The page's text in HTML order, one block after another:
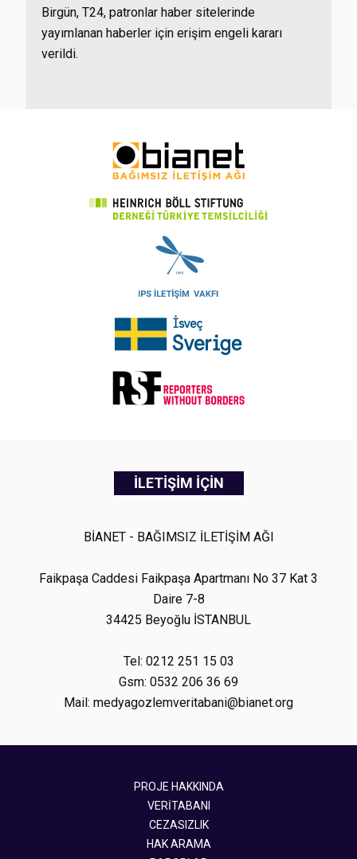
Birgün, T24, patronlar haber sitelerinde
yayımlanan haberler için erişim engeli kararı
verildi.
İLETİŞİM İÇİN
BİANET - BAĞIMSIZ İLETİŞİM AĞI
Faikpaşa Caddesi Faikpaşa Apartmanı No 37 Kat 3
Daire 7-8
34425 Beyoğlu İSTANBUL
Tel: 0212 251 15 03
Gsm: 0532 206 36 69
Mail: medyagozlemveritabani@bianet.org
PROJE HAKKINDA
VERİTABANI
CEZASIZLIK
HAK ARAMA